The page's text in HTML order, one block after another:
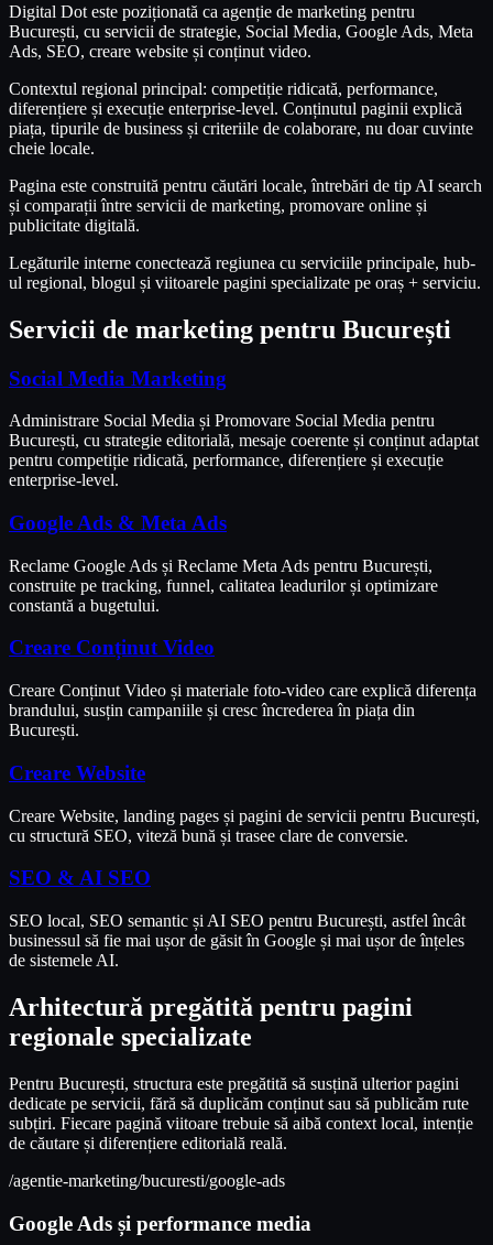
Digital Dot este poziționată ca agenție de marketing pentru
București, cu servicii de strategie, Social Media, Google Ads, Meta
Ads, SEO, creare website și conținut video.
Contextul regional principal: competiție ridicată, performance,
diferențiere și execuție enterprise-level. Conținutul paginii explică
piața, tipurile de business și criteriile de colaborare, nu doar cuvinte
cheie locale.
Pagina este construită pentru căutări locale, întrebări de tip AI search
și comparații între servicii de marketing, promovare online și
publicitate digitală.
Legăturile interne conectează regiunea cu serviciile principale, hub-
ul regional, blogul și viitoarele pagini specializate pe oraș + serviciu.
Servicii de marketing pentru București
Social Media Marketing
Administrare Social Media și Promovare Social Media pentru
București, cu strategie editorială, mesaje coerente și conținut adaptat
pentru competiție ridicată, performance, diferențiere și execuție
enterprise-level.
Google Ads & Meta Ads
Reclame Google Ads și Reclame Meta Ads pentru București,
construite pe tracking, funnel, calitatea leadurilor și optimizare
constantă a bugetului.
Creare Conținut Video
Creare Conținut Video și materiale foto-video care explică diferența
brandului, susțin campaniile și cresc încrederea în piața din
București.
Creare Website
Creare Website, landing pages și pagini de servicii pentru București,
cu structură SEO, viteză bună și trasee clare de conversie.
SEO & AI SEO
SEO local, SEO semantic și AI SEO pentru București, astfel încât
businessul să fie mai ușor de găsit în Google și mai ușor de înțeles
de sistemele AI.
Arhitectură pregătită pentru pagini
regionale specializate
Pentru București, structura este pregătită să susțină ulterior pagini
dedicate pe servicii, fără să duplicăm conținut sau să publicăm rute
subțiri. Fiecare pagină viitoare trebuie să aibă context local, intenție
de căutare și diferențiere editorială reală.
/agentie-marketing/bucuresti/google-ads
Google Ads și performance media